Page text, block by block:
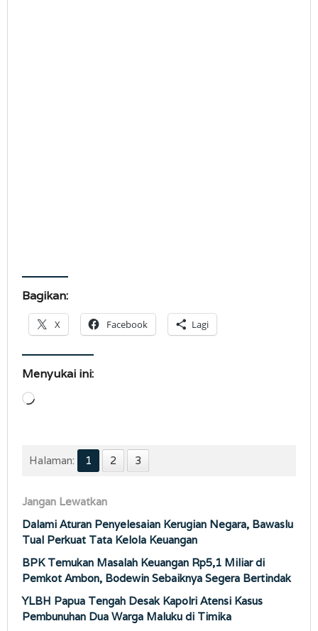
Bagikan:
X Facebook Lagi
Menyukai ini:
Memuat...
Halaman: 1 2 3
Jangan Lewatkan
Dalami Aturan Penyelesaian Kerugian Negara, Bawaslu
Tual Perkuat Tata Kelola Keuangan
BPK Temukan Masalah Keuangan Rp5,1 Miliar di
Pemkot Ambon, Bodewin Sebaiknya Segera Bertindak
YLBH Papua Tengah Desak Kapolri Atensi Kasus
Pembunuhan Dua Warga Maluku di Timika